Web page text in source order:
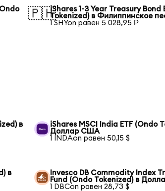
🇵🇭iShares 1-3 Year Treasury Bond
Tokenized) в Филиппинское
1 SHYon равен 5 028,95 ₱
в
iShares MSCI India ETF (Ondo
Доллар США
1 INDAon равен 50,15 $
в
Invesco DB Commodity Index
Fund (Ondo Tokenized) в
1 DBCon равен 28,73 $